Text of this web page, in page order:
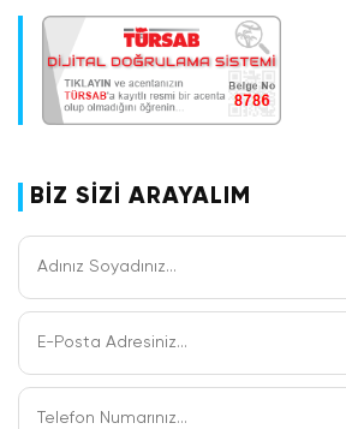
BİZ SİZİ ARAYALIM